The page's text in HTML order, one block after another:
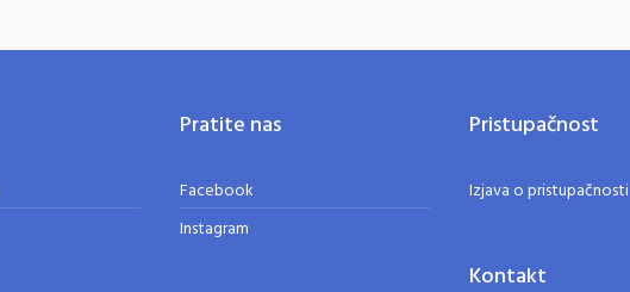
Pratite nas
Facebook
Instagram
Pristupačnost
Izjava o pristupačnosti
Kontakt